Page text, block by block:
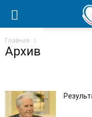
Главная
Архив